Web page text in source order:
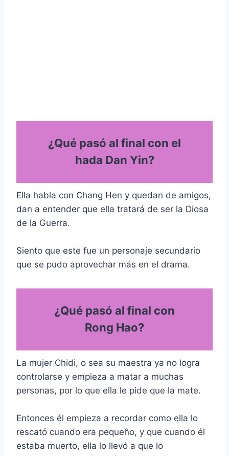
¿Qué pasó al final con el
hada Dan Yin?
Ella habla con Chang Hen y quedan de amigos,
dan a entender que ella tratará de ser la Diosa
de la Guerra.
Siento que este fue un personaje secundario
que se pudo aprovechar más en el drama.
¿Qué pasó al final con
Rong Hao?
La mujer Chidi, o sea su maestra ya no logra
controlarse y empieza a matar a muchas
personas, por lo que ella le pide que la mate.
Entonces él empieza a recordar como ella lo
rescató cuando era pequeño, y que cuando él
estaba muerto, ella lo llevó a que lo